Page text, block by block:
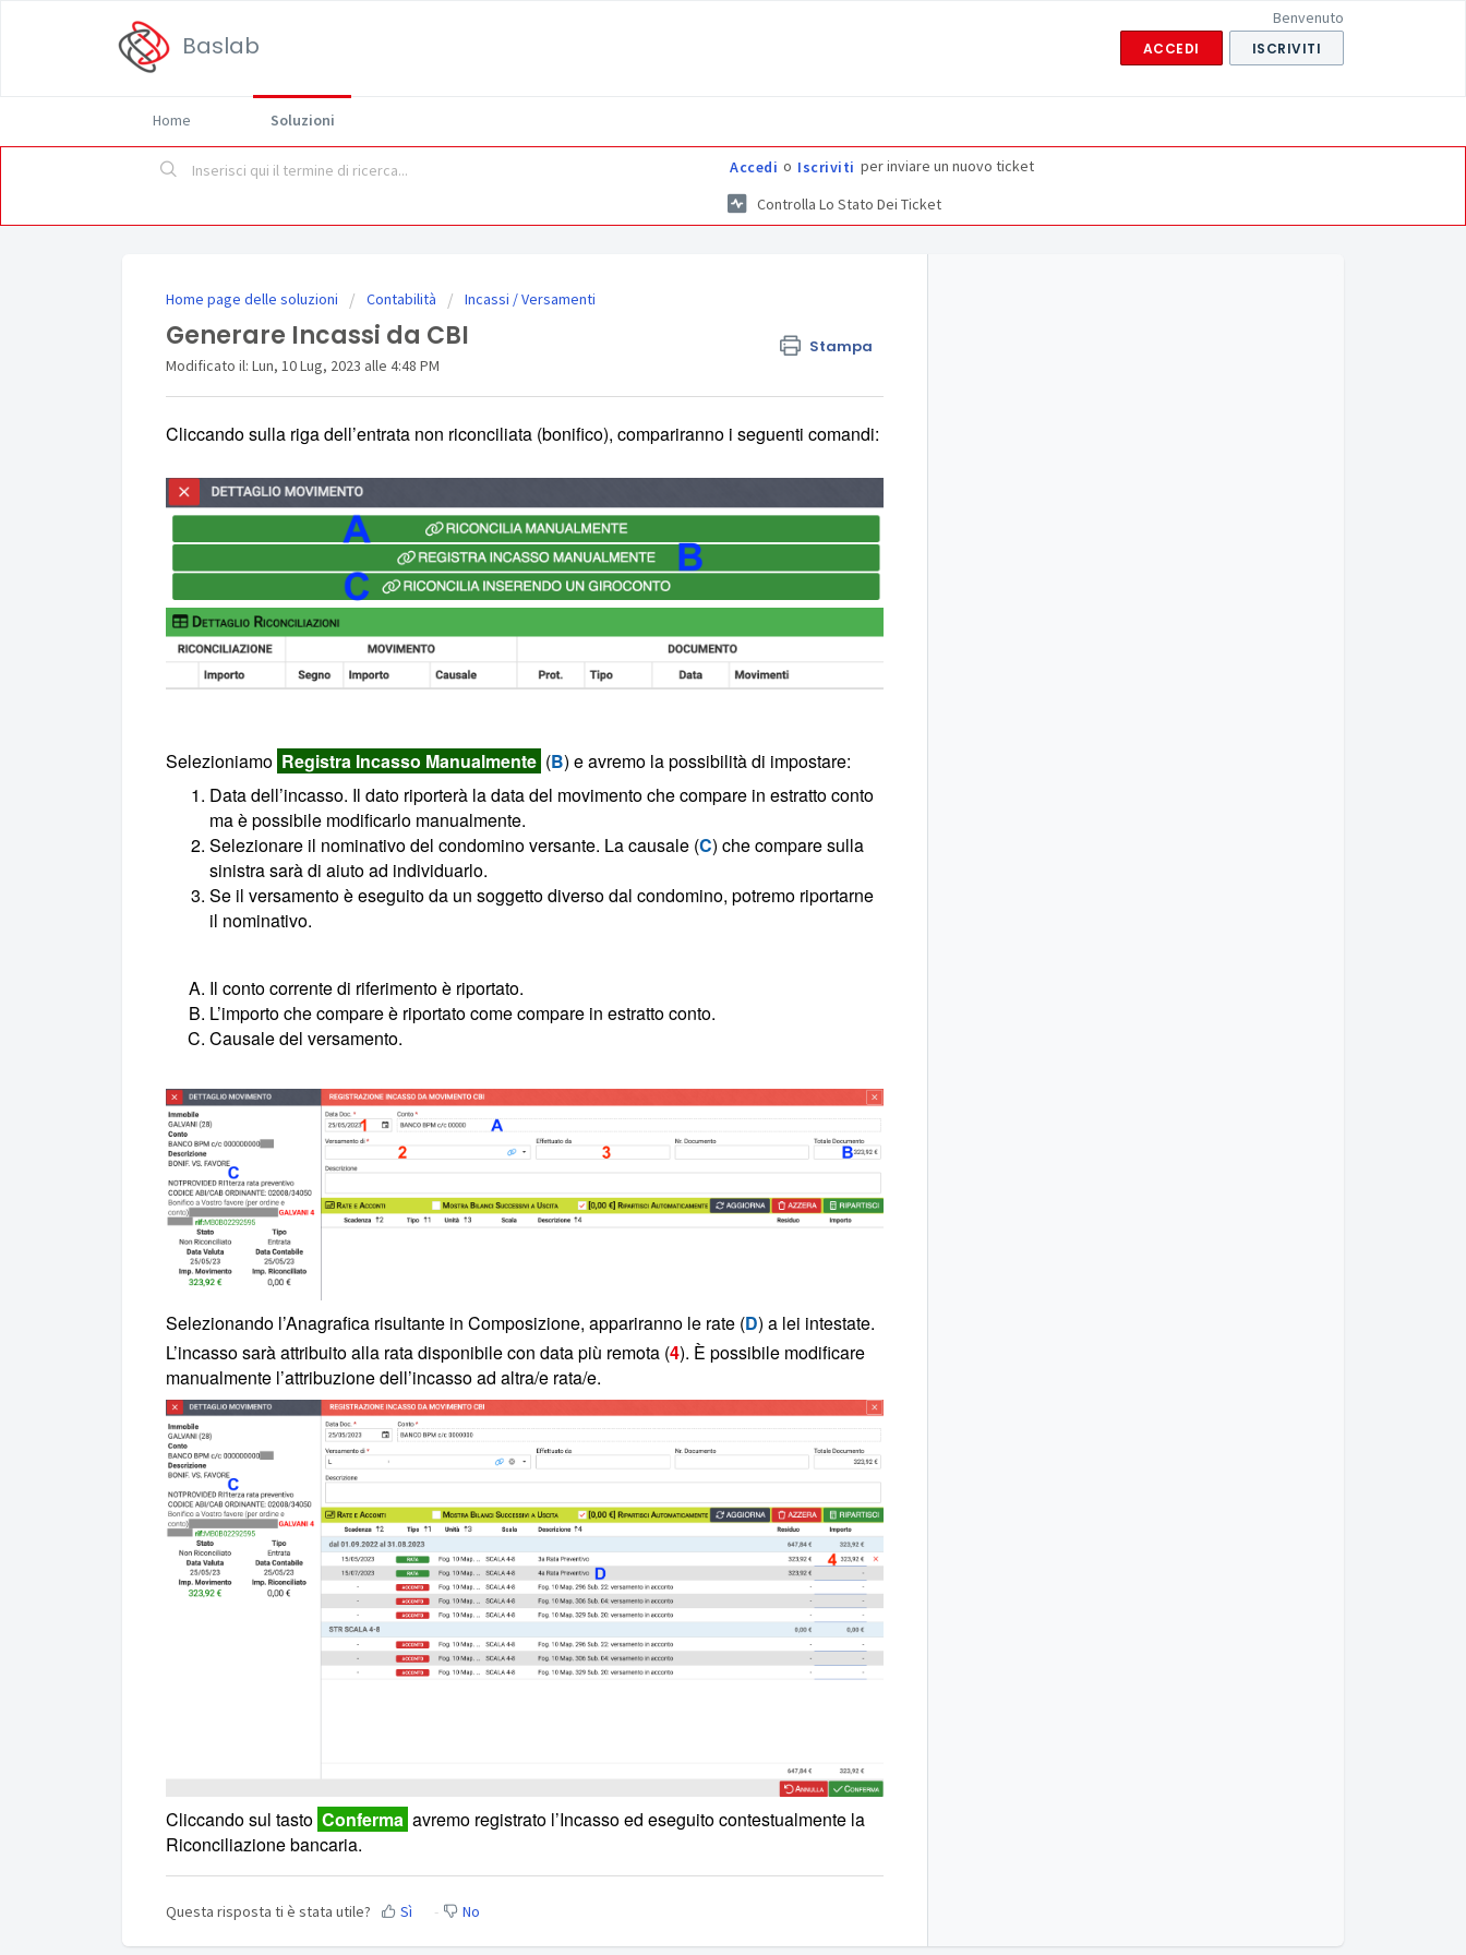
Baslab
Benvenuto
ACCEDI ISCRIVITI
Home Soluzioni
Accedi o Iscriviti per inviare un nuovo ticket
Controlla Lo Stato Dei Ticket
Home page delle soluzioni Contabilità Incassi / Versamenti
Generare Incassi da CBI Stampa
Modificato il: Lun, 10 Lug, 2023 alle 4:48 PM
Cliccando sulla riga dell’entrata non riconciliata (bonifico), compariranno i seguenti comandi:
Selezioniamo Registra Incasso Manualmente (B) e avremo la possibilità di impostare:
Data dell’incasso. Il dato riporterà la data del movimento che compare in estratto conto
ma è possibile modificarlo manualmente.
Selezionare il nominativo del condomino versante. La causale (C) che compare sulla
sinistra sarà di aiuto ad individuarlo.
Se il versamento è eseguito da un soggetto diverso dal condomino, potremo riportarne
il nominativo.
Il conto corrente di riferimento è riportato.
L’importo che compare è riportato come compare in estratto conto.
Causale del versamento.
Selezionando l’Anagrafica risultante in Composizione, appariranno le rate (D) a lei intestate.
L’incasso sarà attribuito alla rata disponibile con data più remota (4). È possibile modificare
manualmente l’attribuzione dell’incasso ad altra/e rata/e.
Cliccando sul tasto Conferma avremo registrato l’Incasso ed eseguito contestualmente la
Riconciliazione bancaria.
Questa risposta ti è stata utile? Sì No